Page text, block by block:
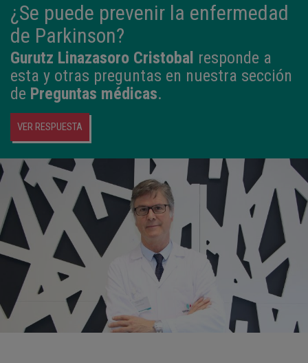
¿Se puede prevenir la enfermedad
de Parkinson?
Gurutz Linazasoro Cristobal responde a
esta y otras preguntas en nuestra sección
de Preguntas médicas.
VER RESPUESTA